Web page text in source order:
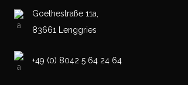
Goethestraße 11a,
83661 Lenggries
+49 (0) 8042 5 64 24 64